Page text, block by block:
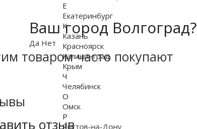
товаром часто покупают
отзыв
Ваш город Волгоград?
Да Нет
Е
Екатеринбург
К
Казань
Красноярск
Калининград
Крым
Ч
Челябинск
О
Омск
Р
Ростов-на-Дону